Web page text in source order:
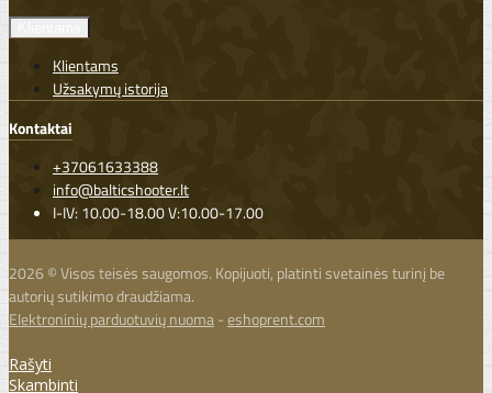
Klientams
Užsakymų istorija
Kontaktai
+37061633388
info@balticshooter.lt
I-IV: 10.00-18.00 V:10.00-17.00
2026 © Visos teisės saugomos. Kopijuoti, platinti svetainės turinį be
autorių sutikimo draudžiama.
Elektroninių parduotuvių nuoma-eshoprent.com
Rašyti
Skambinti